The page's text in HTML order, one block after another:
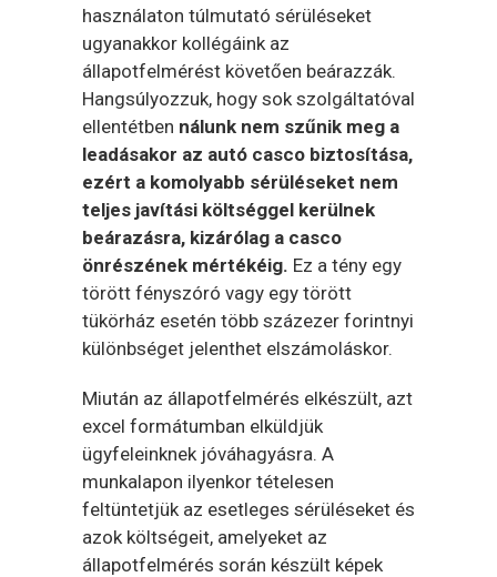
használaton túlmutató sérüléseket
ugyanakkor kollégáink az
állapotfelmérést követően beárazzák.
Hangsúlyozzuk, hogy sok szolgáltatóval
ellentétben nálunk nem szűnik meg a
leadásakor az autó casco biztosítása,
ezért a komolyabb sérüléseket nem
teljes javítási költséggel kerülnek
beárazásra, kizárólag a casco
önrészének mértékéig. Ez a tény egy
törött fényszóró vagy egy törött
tükörház esetén több százezer forintnyi
különbséget jelenthet elszámoláskor.
Miután az állapotfelmérés elkészült, azt
excel formátumban elküldjük
ügyfeleinknek jóváhagyásra. A
munkalapon ilyenkor tételesen
feltüntetjük az esetleges sérüléseket és
azok költségeit, amelyeket az
állapotfelmérés során készült képek